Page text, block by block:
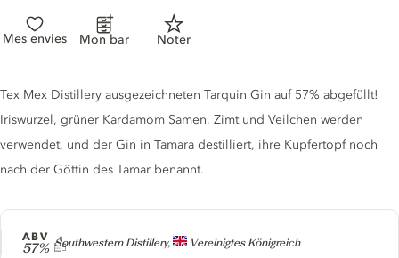
Mes envies Mon bar Noter
Producer
Southwestern Distillery, Vereinigtes Königreich
ABV
57%
Gin description
Tex Mex Distillery ausgezeichneten Tarquin Gin auf 57% abgefüllt!
Iriswurzel, grüner Kardamom Samen, Zimt und Veilchen werden
verwendet, und der Gin in Tamara destilliert, ihre Kupfertopf noch
nach der Göttin des Tamar benannt.